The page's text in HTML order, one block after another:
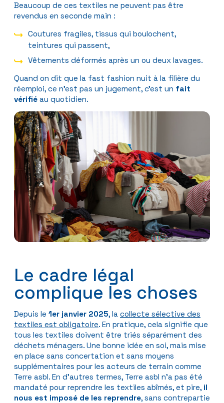
Beaucoup de ces textiles ne peuvent pas être
revendus en seconde main :
Coutures fragiles, tissus qui boulochent,
teintures qui passent,
Vêtements déformés après un ou deux lavages.
Quand on dit que la fast fashion nuit à la filière du
réemploi, ce n’est pas un jugement, c’est un fait
vérifié au quotidien.
Le cadre légal
complique les choses
Depuis le 1er janvier 2025, la collecte sélective des
textiles est obligatoire. En pratique, cela signifie que
tous les textiles doivent être triés séparément des
déchets ménagers. Une bonne idée en soi, mais mise
en place sans concertation et sans moyens
supplémentaires pour les acteurs de terrain comme
Terre asbl. En d’autres termes, Terre asbl n’a pas été
mandaté pour reprendre les textiles abîmés, et pire, il
nous est imposé de les reprendre, sans contrepartie